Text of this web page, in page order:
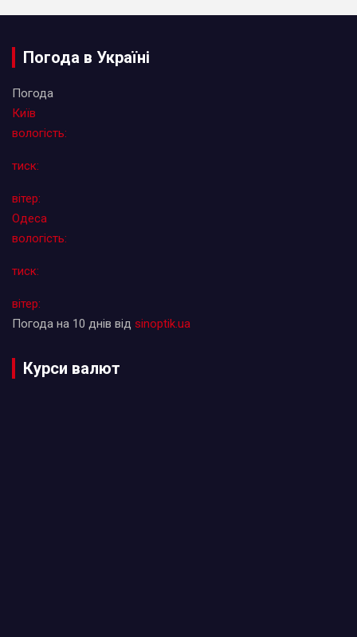
Погода в Україні
Погода
Київ
вологість:
тиск:
вітер:
Одеса
вологість:
тиск:
вітер:
Погода на 10 днів від sinoptik.ua
Курси валют